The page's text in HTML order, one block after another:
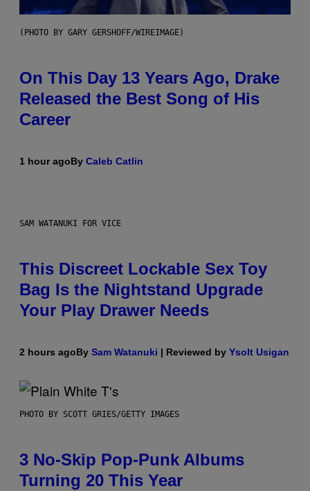
(PHOTO BY GARY GERSHOFF/WIREIMAGE)
On This Day 13 Years Ago, Drake
Released the Best Song of His
Career
1 hour agoBy Caleb Catlin
SAM WATANUKI FOR VICE
This Discreet Lockable Sex Toy
Bag Is the Nightstand Upgrade
Your Play Drawer Needs
2 hours agoBy Sam Watanuki | Reviewed by Ysolt Usigan
PHOTO BY SCOTT GRIES/GETTY IMAGES
3 No-Skip Pop-Punk Albums
Turning 20 This Year